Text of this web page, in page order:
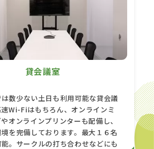
貸会議室
数少ない土日も利用可能な貸会議
Wi-Fiはもちろん、オンラインミ
オンラインプリンターも配備し、
を完備しております。最大１６名
。サークルの打ち合わせなどにも